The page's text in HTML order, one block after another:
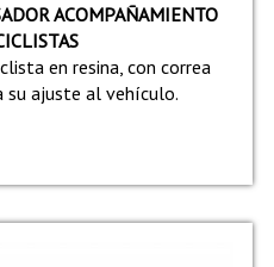
ACOMPAÑAMIENTO
en resina, con correa
su ajuste al vehículo.